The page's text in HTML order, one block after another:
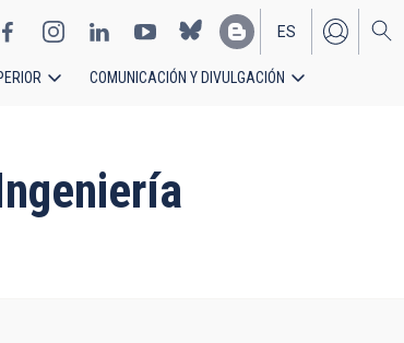
EN
ES
COMUNICACIÓN Y DIVULGACIÓN